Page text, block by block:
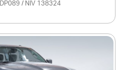
/ NIV 138324